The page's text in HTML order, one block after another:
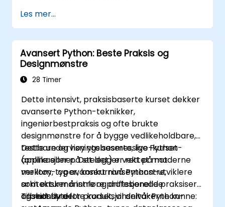
Les mer...
Avansert Python: Beste Praksis og
Designmønstre
28 Timer
Dette intensivt, praksisbaserte kurset dekker
avanserte Python-teknikker,
ingeniørbestpraksis og ofte brukte
designmønstre for å bygge vedlikeholdbare,
testbare og høy ytelsesmessige Python-
applikasjoner. Det legger vekt på moderne
verktøy, typer, konkurransemønstre,
arkitekturmønstre og driftsberedde
arbeidsflyter.
Dette undervisningsbaserte, live-kurset
(online eller på stedet) er rettet mot
mellom- og avansert nivå Python-utviklere
som ønsker å innføre profesjonelle praksiser
og mønstre for produksjonsnivå-Python-
Til slutt av dette kurset, vil deltakerne kunne: